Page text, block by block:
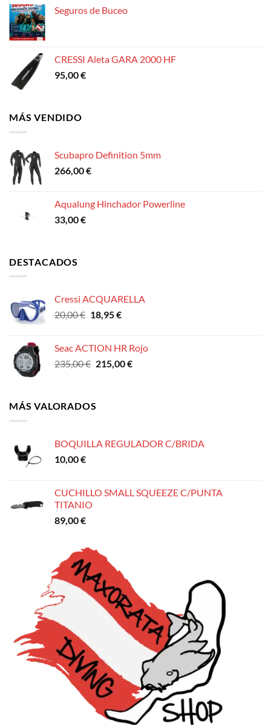
Seguros de Buceo
CRESSI Aleta GARA 2000 HF
95,00€
MÁS VENDIDO
Scubapro Definition 5mm
266,00€
Aqualung Hinchador Powerline
33,00€
DESTACADOS
Cressi ACQUARELLA
20,00€ El
era:
20,00 €.
18,95€El
es:
18,95 €.
Seac ACTION HR Rojo
235,00€ El
era:
215,00€El
MÁS VALORADOS
BOQUILLA REGULADOR C/BRIDA
10,00€
CUCHILLO SMALL SQUEEZE C/PUNTA
TITANIO
89,00€